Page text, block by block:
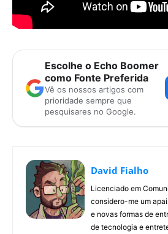
Escolhe o Echo Boomer
como Fonte Preferida
Vê os nossos artigos com
prioridade sempre que
pesquisares no Google.
David Fialho
Licenciado em
considero-me um
e novas formas de
de tecnologia e